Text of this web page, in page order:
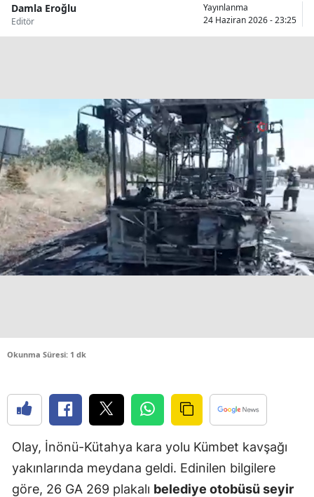
Bolu
Çanakkale
Çankırı
Çorum
Denizli
Diyarbakır
Edirne
Elazığ
Giresun
Gümüşhane
Hakkari
Damla Eroğlu
Editör
Yayınlanma
24 Haziran 2026 - 23:25
Okunma Süresi: 1 dk
Olay, İnönü-Kütahya kara yolu Kümbet kavşağı
yakınlarında meydana geldi. Edinilen bilgilere
göre, 26 GA 269 plakalı belediye otobüsü seyir